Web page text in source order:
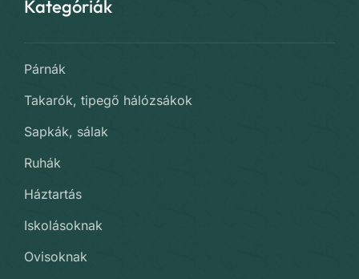
Kategóriák
Párnák
Takarók, tipegő hálózsákok
Sapkák, sálak
Ruhák
Háztartás
Iskolásoknak
Ovisoknak